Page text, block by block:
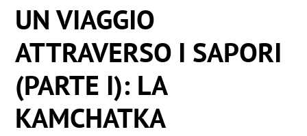
UN VIAGGIO
ATTRAVERSO I SAPORI
(PARTE I): LA
KAMCHATKA